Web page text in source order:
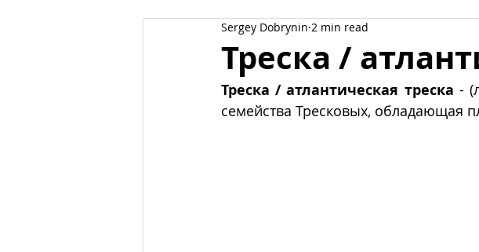
У Ф Х
Треска /
Sergey Dobrynin 2 min read
Треска / атлантическая треска -
семейства Тресковых, обладающая